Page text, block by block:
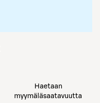
Haetaan
myymäläsaatavuutta